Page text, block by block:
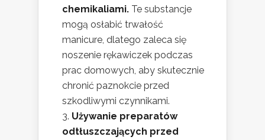
chemikaliami. Te substancje
mogą osłabić trwałość
manicure, dlatego zaleca się
noszenie rękawiczek podczas
prac domowych, aby skutecznie
chronić paznokcie przed
szkodliwymi czynnikami.
Używanie preparatów
odtłuszczających przed